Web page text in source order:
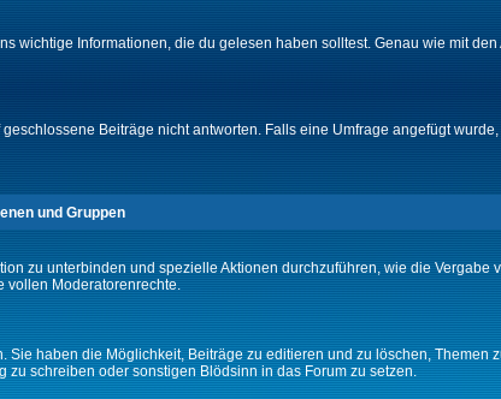
Informationen, die du gelesen haben solltest. Genau wie mit
Beiträge nicht antworten. Falls eine Umfrage angefügt
und Gruppen
zu unterbinden und spezielle Aktionen durchzuführen, wie die Vergabe
vollen Moderatorenrechte.
haben die Möglichkeit, Beiträge zu editieren und zu löschen, Themen
schreiben oder sonstigen Blödsinn in das Forum zu setzen.